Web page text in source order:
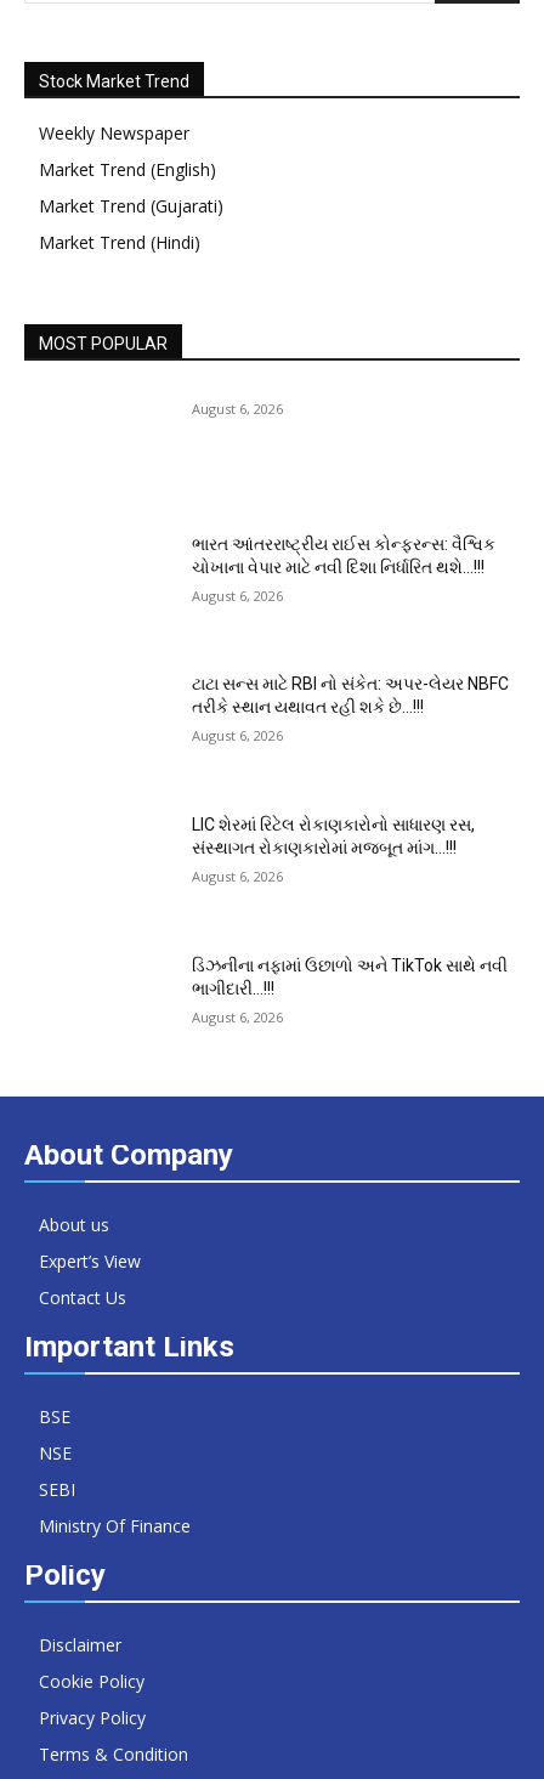
Stock Market Trend
Weekly Newspaper
Market Trend (English)
Market Trend (Gujarati)
Market Trend (Hindi)
MOST POPULAR
August 6, 2026
ભારત આંતરરાષ્ટ્રીય રાઈસ કોન્ફરન્સ: વૈશ્વિક
ચોખાના વેપાર માટે નવી દિશા નિર્ધારિત થશે…!!!
August 6, 2026
ટાટા સન્સ માટે RBI નો સંકેત: અપર-લેયર NBFC
તરીકે સ્થાન યથાવત રહી શકે છે…!!!
August 6, 2026
LIC શેરમાં રિટેલ રોકાણકારોનો સાધારણ રસ,
સંસ્થાગત રોકાણકારોમાં મજબૂત માંગ…!!!
August 6, 2026
ડિઝનીના નફામાં ઉછાળો અને TikTok સાથે નવી
ભાગીદારી…!!!
August 6, 2026
About Company
About us
Expert’s View
Contact Us
Important Links
BSE
NSE
SEBI
Ministry Of Finance
Policy
Disclaimer
Cookie Policy
Privacy Policy
Terms & Condition